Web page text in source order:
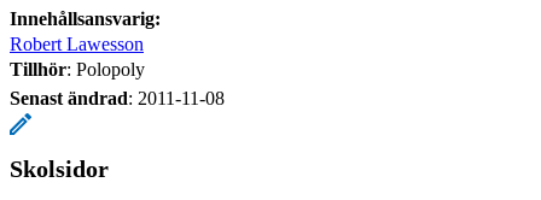
Innehållsansvarig:
Robert Lawesson
Tillhör: Polopoly
Senast ändrad: 2011-11-08
Skolsidor